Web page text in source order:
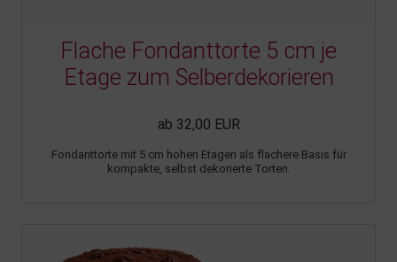
Flache Fondanttorte 5 cm je
Etage zum Selberdekorieren
ab 32,00 EUR
Fondanttorte mit 5 cm hohen Etagen als flachere Basis für
kompakte, selbst dekorierte Torten.